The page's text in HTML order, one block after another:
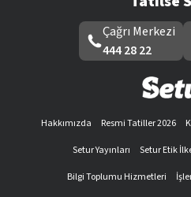
Çağrı Merkezi
444 28 22
Hakkımızda Resmi Tatiller 2026
Setur Yayınları
Setur Etik
Bilgi Toplumu Hizmetleri